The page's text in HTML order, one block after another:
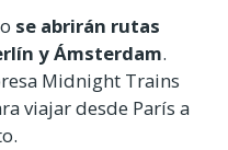
se abrirán rutas
y Ámsterdam.
Midnight Trains
viajar desde París a